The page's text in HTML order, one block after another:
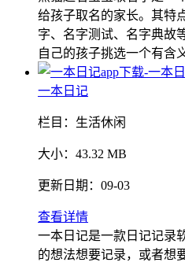
给孩子取名的家长。其特
字、名字测试、名字典故
自己的孩子挑选一个有含
一本日记
栏目： 生活休闲
大小： 43.32 MB
更新日期： 09-03
查看详情
一本日记是一款日记记录
的想法想要记录，或者想